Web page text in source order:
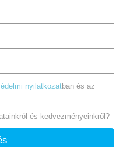
nyilatkozatban és az
és kedvezményeinkről?